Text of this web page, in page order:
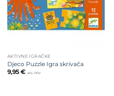
AKTIVNE IGRAČKE
Djeco Puzzle Igra skrivača
9,95 € uklj. PDV